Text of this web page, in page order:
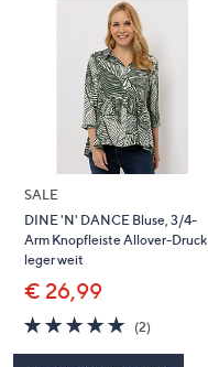
SALE
DINE 'N' DANCE Bluse, 3/4-
Arm Knopfleiste Allover-Druck
leger weit
€ 26,99
5.0
von
(2)2